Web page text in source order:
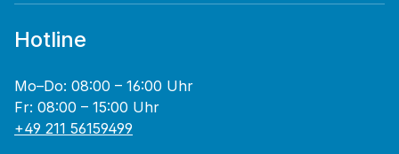
Hotline
Mo–Do: 08:00 – 16:00 Uhr
Fr: 08:00 – 15:00 Uhr
+49 211 56159499